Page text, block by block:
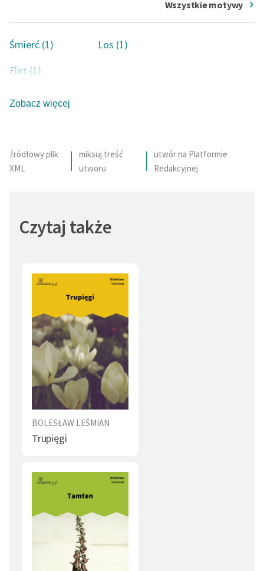
Wszystkie motywy
Śmierć (1)
Los (1)
Flirt (1)
Zobacz więcej
źródłowy plik
XML
miksuj treść
utworu
utwór na Platformie
Redakcyjnej
Czytaj także
BOLESŁAW LEŚMIAN
Trupięgi